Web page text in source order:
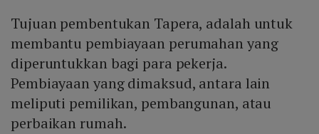
Tujuan pembentukan Tapera, adalah untuk
membantu pembiayaan perumahan yang
diperuntukkan bagi para pekerja.
Pembiayaan yang dimaksud, antara lain
meliputi pemilikan, pembangunan, atau
perbaikan rumah.